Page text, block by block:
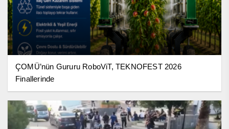
ÇOMÜ’nün Gururu RoboViT, TEKNOFEST 2026
Finallerinde